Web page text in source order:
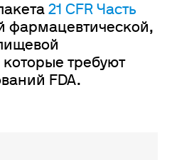
21 CFR Часть
фармацевтической,
требуют
FDA.